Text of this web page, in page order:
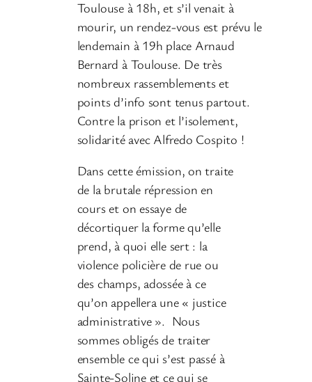
Toulouse à 18h, et s’il venait à
mourir, un rendez-vous est prévu le
lendemain à 19h place Arnaud
Bernard à Toulouse. De très
nombreux rassemblements et
points d’info sont tenus partout.
Contre la prison et l’isolement,
solidarité avec Alfredo Cospito !
Dans cette émission, on traite
de la brutale répression en
cours et on essaye de
décortiquer la forme qu’elle
prend, à quoi elle sert : la
violence policière de rue ou
des champs, adossée à ce
qu’on appellera une « justice
administrative ». Nous
sommes obligés de traiter
ensemble ce qui s’est passé à
Sainte-Soline et ce qui se